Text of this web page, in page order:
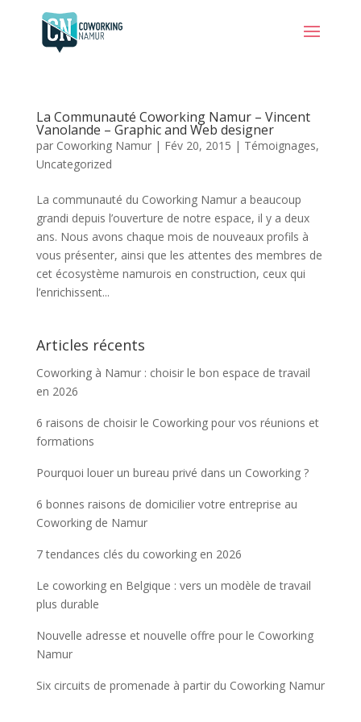
La Communauté Coworking Namur – Vincent
Vanolande – Graphic and Web designer
par Coworking Namur| Fév 20, 2015 | Témoignages,
Uncategorized
La communauté du Coworking Namur a beaucoup
grandi depuis l’ouverture de notre espace, il y a deux
ans. Nous avons chaque mois de nouveaux profils à
vous présenter, ainsi que les attentes des membres de
cet écosystème namurois en construction, ceux qui
l’enrichissent...
Articles récents
Coworking à Namur : choisir le bon espace de travail
en 2026
6 raisons de choisir le Coworking pour vos réunions et
formations
Pourquoi louer un bureau privé dans un Coworking ?
6 bonnes raisons de domicilier votre entreprise au
Coworking de Namur
7 tendances clés du coworking en 2026
Le coworking en Belgique : vers un modèle de travail
plus durable
Nouvelle adresse et nouvelle offre pour le Coworking
Namur
Six circuits de promenade à partir du Coworking Namur